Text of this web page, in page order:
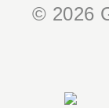
© 2026